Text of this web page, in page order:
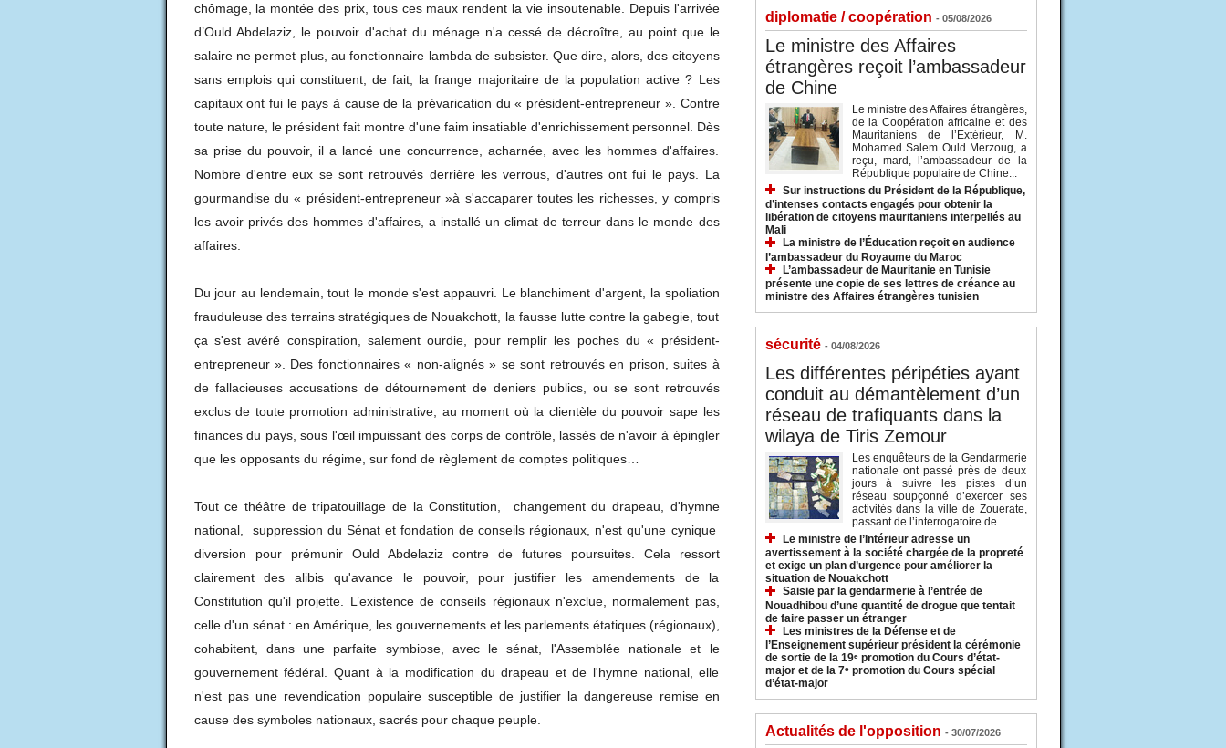
chômage, la montée des prix, tous ces maux rendent la vie insoutenable. Depuis l'arrivée
d’Ould Abdelaziz, le pouvoir d'achat du ménage n'a cessé de décroître, au point que le
salaire ne permet plus, au fonctionnaire lambda de subsister. Que dire, alors, des citoyens
sans emplois qui constituent, de fait, la frange majoritaire de la population active ? Les
capitaux ont fui le pays à cause de la prévarication du « président-entrepreneur ». Contre
toute nature, le président fait montre d'une faim insatiable d'enrichissement personnel. Dès
sa prise du pouvoir, il a lancé une concurrence, acharnée, avec les hommes d'affaires.
Nombre d'entre eux se sont retrouvés derrière les verrous, d'autres ont fui le pays. La
gourmandise du « président-entrepreneur »à s'accaparer toutes les richesses, y compris
les avoir privés des hommes d'affaires, a installé un climat de terreur dans le monde des
affaires.
Du jour au lendemain, tout le monde s'est appauvri. Le blanchiment d'argent, la spoliation
frauduleuse des terrains stratégiques de Nouakchott, la fausse lutte contre la gabegie, tout
ça s'est avéré conspiration, salement ourdie, pour remplir les poches du « président-
entrepreneur ». Des fonctionnaires « non-alignés » se sont retrouvés en prison, suites à
de fallacieuses accusations de détournement de deniers publics, ou se sont retrouvés
exclus de toute promotion administrative, au moment où la clientèle du pouvoir sape les
finances du pays, sous l'œil impuissant des corps de contrôle, lassés de n'avoir à épingler
que les opposants du régime, sur fond de règlement de comptes politiques…
Tout ce théâtre de tripatouillage de la Constitution, changement du drapeau, d'hymne
national, suppression du Sénat et fondation de conseils régionaux, n'est qu'une cynique
diversion pour prémunir Ould Abdelaziz contre de futures poursuites. Cela ressort
clairement des alibis qu'avance le pouvoir, pour justifier les amendements de la
Constitution qu'il projette. L’existence de conseils régionaux n'exclue, normalement pas,
celle d'un sénat : en Amérique, les gouvernements et les parlements étatiques (régionaux),
cohabitent, dans une parfaite symbiose, avec le sénat, l'Assemblée nationale et le
gouvernement fédéral. Quant à la modification du drapeau et de l'hymne national, elle
n'est pas une revendication populaire susceptible de justifier la dangereuse remise en
cause des symboles nationaux, sacrés pour chaque peuple.
diplomatie / coopération - 05/08/2026
Le ministre des Affaires
étrangères reçoit l’ambassadeur
de Chine
Le ministre des Affaires étrangères,
de la Coopération africaine et des
Mauritaniens de l’Extérieur, M.
Mohamed Salem Ould Merzoug, a
reçu, mard, l’ambassadeur de la
République populaire de Chine...
Sur instructions du Président de la République,
d’intenses contacts engagés pour obtenir la
libération de citoyens mauritaniens interpellés au
Mali
La ministre de l’Éducation reçoit en audience
l’ambassadeur du Royaume du Maroc
L’ambassadeur de Mauritanie en Tunisie
présente une copie de ses lettres de créance au
ministre des Affaires étrangères tunisien
sécurité - 04/08/2026
Les différentes péripéties ayant
conduit au démantèlement d’un
réseau de trafiquants dans la
wilaya de Tiris Zemour
Les enquêteurs de la Gendarmerie
nationale ont passé près de deux
jours à suivre les pistes d’un
réseau soupçonné d’exercer ses
activités dans la ville de Zouerate,
passant de l’interrogatoire de...
Le ministre de l’Intérieur adresse un
avertissement à la société chargée de la propreté
et exige un plan d’urgence pour améliorer la
situation de Nouakchott
Saisie par la gendarmerie à l’entrée de
Nouadhibou d’une quantité de drogue que tentait
de faire passer un étranger
Les ministres de la Défense et de
l’Enseignement supérieur président la cérémonie
de sortie de la 19ᵉ promotion du Cours d’état-
major et de la 7ᵉ promotion du Cours spécial
d’état-major
Actualités de l'opposition - 30/07/2026